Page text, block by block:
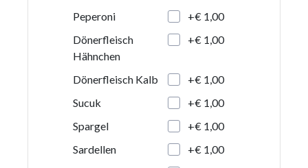
Peperoni
+€ 1,00
Dönerfleisch
Hähnchen
+€ 1,00
Dönerfleisch Kalb
+€ 1,00
Sucuk
+€ 1,00
Spargel
+€ 1,00
Sardellen
+€ 1,00